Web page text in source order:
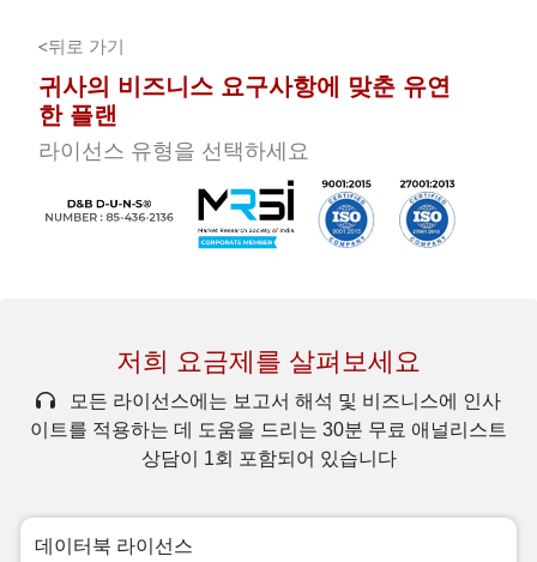
뒤로 가기
귀사의 비즈니스 요구사항에 맞춘 유연
한 플랜
라이선스 유형을 선택하세요
저희 요금제를 살펴보세요
모든 라이선스에는 보고서 해석 및 비즈니스에 인사
이트를 적용하는 데 도움을 드리는 30분 무료 애널리스트
상담이 1회 포함되어 있습니다
데이터북 라이선스